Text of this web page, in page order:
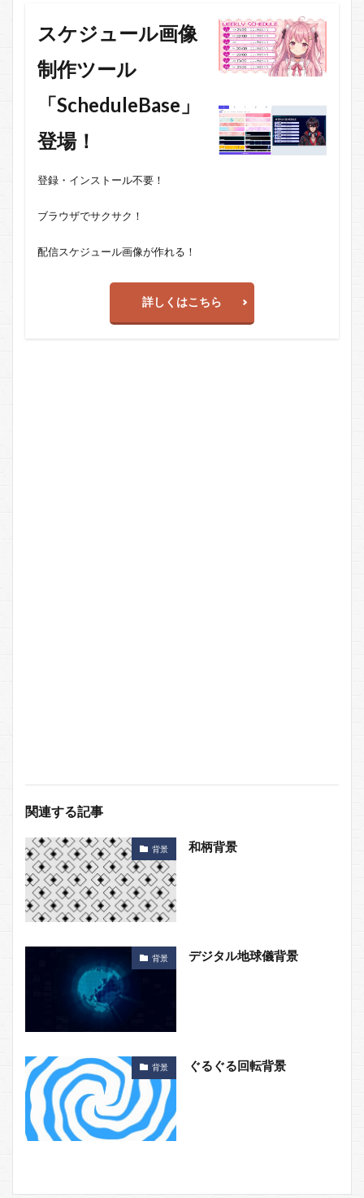
スケジュール画像
制作ツール
「ScheduleBase」
登場！
登録・インストール不要！
ブラウザでサクサク！
配信スケジュール画像が作れる！
詳しくはこちら
関連する記事
背景 和柄背景
背景 デジタル地球儀背景
背景 ぐるぐる回転背景